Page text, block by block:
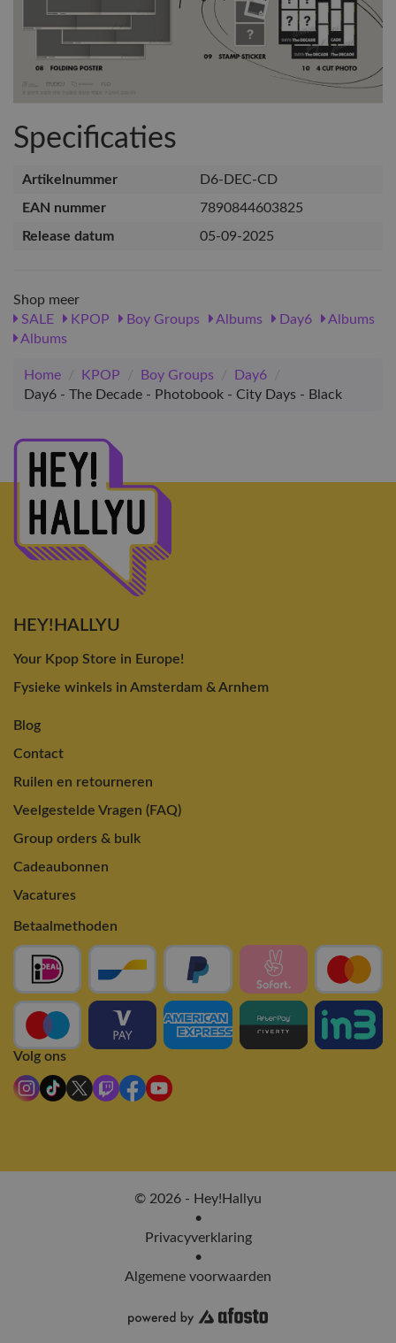
Specificaties
Artikelnummer
D6-DEC-CD
EAN nummer
7890844603825
Release datum
05-09-2025
Shop meer
SALE
KPOP Boy Groups Albums Day6
Albums
Albums
Home / KPOP / Boy Groups / Day6
/
Day6 - The Decade - Photobook - City Days - Black
HEY!HALLYU
Your Kpop Store in Europe!
Fysieke winkels in Amsterdam & Arnhem
Blog
Contact
Ruilen en retourneren
Veelgestelde Vragen (FAQ)
Group orders & bulk
Cadeaubonnen
Vacatures
Betaalmethoden
Volg ons
© 2026 - Hey!Hallyu
•
Privacyverklaring
•
Algemene voorwaarden